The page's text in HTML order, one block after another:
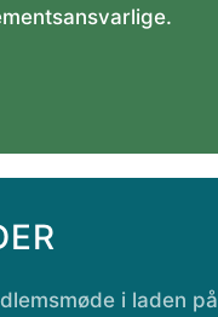
i laden på